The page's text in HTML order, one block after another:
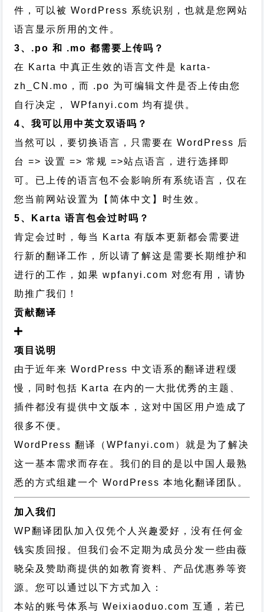
件，可以被 WordPress 系统识别，也就是您网站
语言显示所用的文件。
3、.po 和 .mo 都需要上传吗？
在 Karta 中真正生效的语言文件是 karta-
zh_CN.mo，而 .po 为可编辑文件是否上传由您
自行决定， WPfanyi.com 均有提供。
4、我可以用中英文双语吗？
当然可以，要切换语言，只需要在 WordPress 后
台 => 设置 => 常规 =>站点语言，进行选择即
可。已上传的语言包不会影响所有系统语言，仅在
您当前网站设置为【简体中文】时生效。
5、Karta 语言包会过时吗？
肯定会过时，每当 Karta 有版本更新都会需要进
行新的翻译工作，所以请了解这是需要长期维护和
进行的工作，如果 wpfanyi.com 对您有用，请协
助推广我们！
贡献翻译
项目说明
由于近年来 WordPress 中文语系的翻译进程缓
慢，同时包括 Karta 在内的一大批优秀的主题、
插件都没有提供中文版本，这对中国区用户造成了
很多不便。
WordPress 翻译（WPfanyi.com） 就是为了解决
这一基本需求而存在。我们的目的是以中国人最熟
悉的方式组建一个 WordPress 本地化翻译团队。
加入我们
WP翻译团队加入仅凭个人兴趣爱好，没有任何金
钱实质回报。但我们会不定期为成员分发一些由薇
晓朵及赞助商提供的如教育资料、产品优惠券等资
源。您可以通过以下方式加入：
本站的账号体系与Weixiaoduo.com 互通，若已